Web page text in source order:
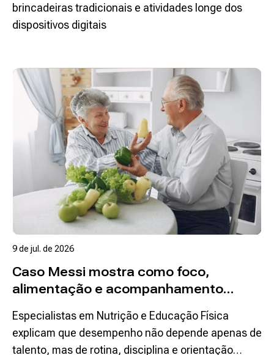
brincadeiras tradicionais e atividades longe dos
dispositivos digitais
9 de jul. de 2026
Caso Messi mostra como foco,
alimentação e acompanhamento
esportiva
Especialistas em Nutrição e Educação Física
explicam que desempenho não depende apenas de
talento, mas de rotina, disciplina e orientação